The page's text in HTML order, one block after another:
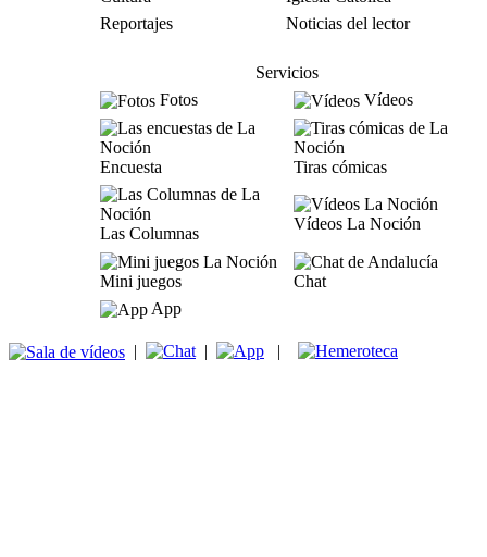
Reportajes
Noticias del lector
Servicios
Fotos
Vídeos
Encuesta Tiras cómicas
Las Columnas
Vídeos La Noción
Mini juegos
Chat
App
| | |